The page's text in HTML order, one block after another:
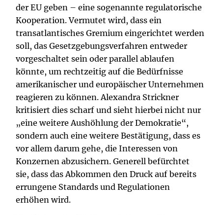
der EU geben – eine sogenannte regulatorische
Kooperation. Vermutet wird, dass ein
transatlantisches Gremium eingerichtet werden
soll, das Gesetzgebungsverfahren entweder
vorgeschaltet sein oder parallel ablaufen
könnte, um rechtzeitig auf die Bedürfnisse
amerikanischer und europäischer Unternehmen
reagieren zu können. Alexandra Strickner
kritisiert dies scharf und sieht hierbei nicht nur
„eine weitere Aushöhlung der Demokratie“,
sondern auch eine weitere Bestätigung, dass es
vor allem darum gehe, die Interessen von
Konzernen abzusichern. Generell befürchtet
sie, dass das Abkommen den Druck auf bereits
errungene Standards und Regulationen
erhöhen wird.